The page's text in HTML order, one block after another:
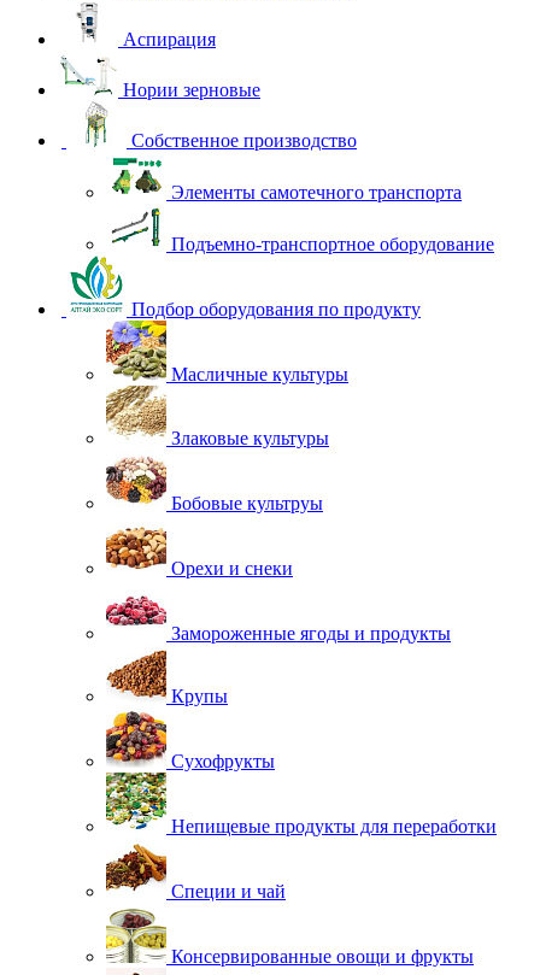
Аспирация
Нории зерновые
Собственное производство
Элементы самотечного транспорта
Подъемно-транспортное оборудование
Подбор оборудования по продукту
Масличные культуры
Злаковые культуры
Бобовые культруы
Орехи и снеки
Замороженные ягоды и продукты
Крупы
Сухофрукты
Непищевые продукты для переработки
Специи и чай
Консервированные овощи и фрукты